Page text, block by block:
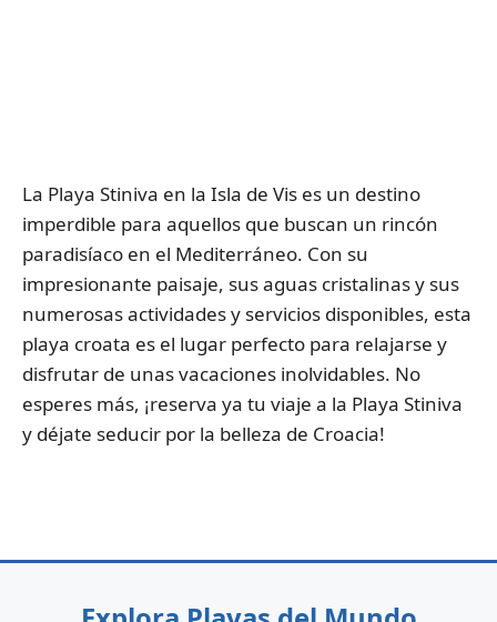
La Playa Stiniva en la Isla de Vis es un destino
imperdible para aquellos que buscan un rincón
paradisíaco en el Mediterráneo. Con su
impresionante paisaje, sus aguas cristalinas y sus
numerosas actividades y servicios disponibles, esta
playa croata es el lugar perfecto para relajarse y
disfrutar de unas vacaciones inolvidables. No
esperes más, ¡reserva ya tu viaje a la Playa Stiniva
y déjate seducir por la belleza de Croacia!